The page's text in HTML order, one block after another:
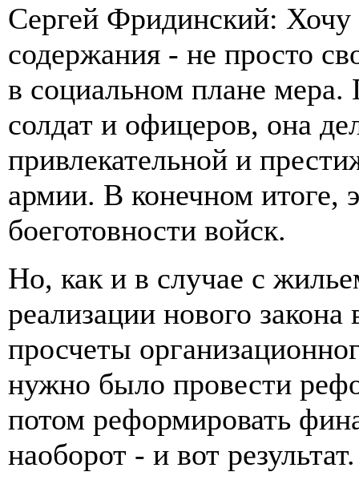
Сергей Фридинский: Хочу
содержания - не просто
в социальном плане
солдат и офицеров, она
привлекательной и
армии. В конечном итоге,
боеготовности войск.
Но, как и в случае с
реализации нового
просчеты
нужно было провести
потом реформировать
наоборот - и вот результат.